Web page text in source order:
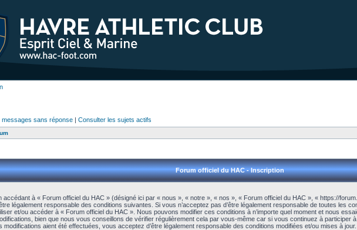
messages sans réponse | Consulter les sujets actifs
Forum officiel du HAC - Inscription
accédant à « Forum officiel du HAC » (désigné ici par « nous », « notre », « nos », « Forum officiel du HAC », « https://
légalement responsable des conditions suivantes. Si vous n’acceptez pas d’être légalement responsable de toutes les
et/ou accéder à « Forum officiel du HAC ». Nous pouvons modifier ces conditions à n’importe quel moment et nous
bien que nous vous conseillons de vérifier régulièrement cela par vous-même car si vous continuez à participer
modifications aient été effectuées, vous acceptez d’être légalement responsable des conditions modifiées et/ou mises à jour.